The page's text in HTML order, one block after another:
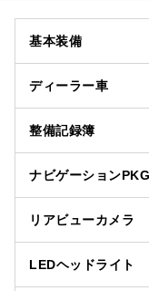
基本装備
ディーラー車
整備記録簿
ナビゲーションPKG
リアビューカメラ
LEDヘッドライト